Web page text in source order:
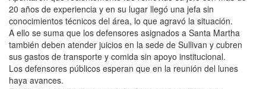
20 años de experiencia y en su lugar llegó una jefa sin
conocimientos técnicos del área, lo que agravó la situación.
A ello se suma que los defensores asignados a Santa Martha
también deben atender juicios en la sede de Sullivan y cubren
sus gastos de transporte y comida sin apoyo institucional.
Los defensores públicos esperan que en la reunión del lunes
haya avances.